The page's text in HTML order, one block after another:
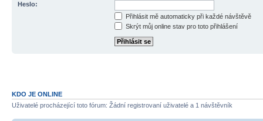
Heslo:
Přihlásit mě automaticky při každé návštěvě
Skrýt můj online stav pro toto přihlášení
KDO JE ONLINE
Uživatelé procházející toto fórum: Žádní registrovaní uživatelé a 1 návštěvník